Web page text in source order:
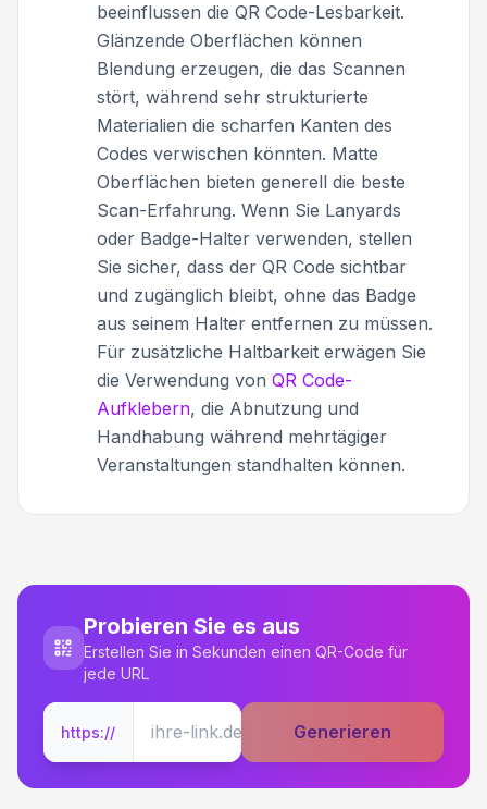
beeinflussen die QR Code-Lesbarkeit.
Glänzende Oberflächen können
Blendung erzeugen, die das Scannen
stört, während sehr strukturierte
Materialien die scharfen Kanten des
Codes verwischen könnten. Matte
Oberflächen bieten generell die beste
Scan-Erfahrung. Wenn Sie Lanyards
oder Badge-Halter verwenden, stellen
Sie sicher, dass der QR Code sichtbar
und zugänglich bleibt, ohne das Badge
aus seinem Halter entfernen zu müssen.
Für zusätzliche Haltbarkeit erwägen Sie
die Verwendung von QR Code-
Aufklebern, die Abnutzung und
Handhabung während mehrtägiger
Veranstaltungen standhalten können.
Probieren Sie es aus
Erstellen Sie in Sekunden einen QR-Code für
jede URL
https:// Generieren